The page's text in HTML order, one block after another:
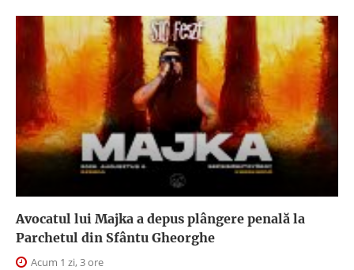
Avocatul lui Majka a depus plângere penală la
Parchetul din Sfântu Gheorghe
Acum 1 zi, 3 ore